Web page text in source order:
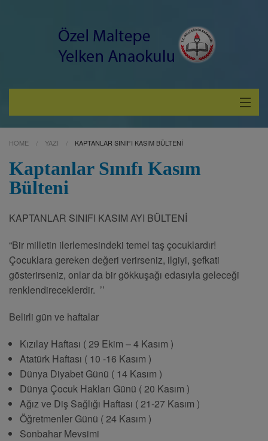
Hakkımızda
Çocuklara Özel
Velilerimize Özel
HOME YAZI KAPTANLAR SINIFI KASIM BÜLTENI
Kaptanlar Sınıfı Kasım
Bülteni
KAPTANLAR SINIFI KASIM AYI BÜLTENİ
“Bir milletin ilerlemesindeki temel taş çocuklardır!
Çocuklara gereken değeri verirseniz, ilgiyi, şefkati
gösterirseniz, onlar da bir gökkuşağı edasıyla geleceği
renklendireceklerdir. ’’
Belirli gün ve haftalar
Kızılay Haftası ( 29 Ekim – 4 Kasım )
Atatürk Haftası ( 10 -16 Kasım )
Dünya Diyabet Günü ( 14 Kasım )
Dünya Çocuk Hakları Günü ( 20 Kasım )
Ağız ve Diş Sağlığı Haftası ( 21-27 Kasım )
Öğretmenler Günü ( 24 Kasım )
Sonbahar Mevsimi